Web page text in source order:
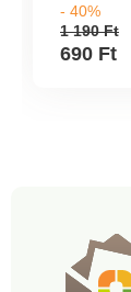
- 40%
1 190 Ft
690 Ft